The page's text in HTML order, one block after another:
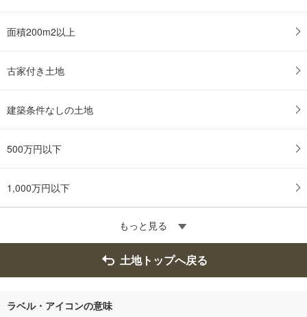
面積200m2以上
古家付き土地
建築条件なしの土地
500万円以下
1,000万円以下
もっと見る
土地トップへ戻る
ラベル・アイコンの意味